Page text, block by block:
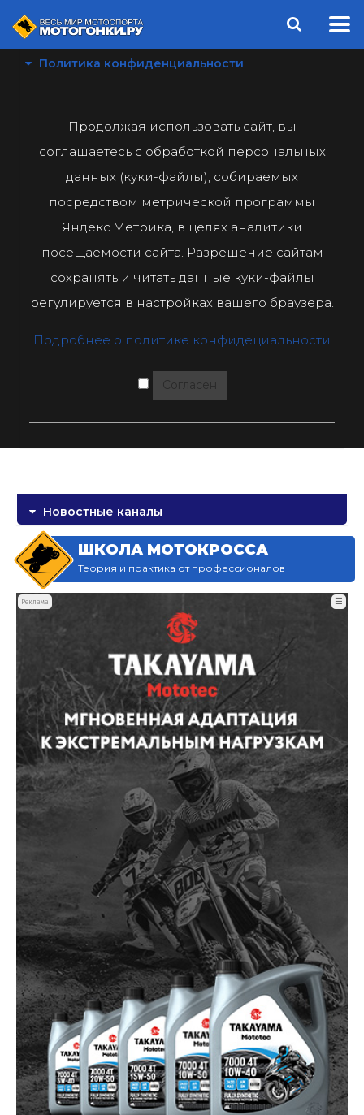
Политика конфиденциальности
Продолжая использовать сайт, вы
соглашаетесь с обработкой персональных
данных (куки-файлы), собираемых
посредством метрической программы
Яндекс.Метрика, в целях аналитики
посещаемости сайта. Разрешение сайтам
сохранять и читать данные куки-файлы
регулируется в настройках вашего браузера.
Подробнее о политике конфидециальности
Согласен
Новостные каналы
ШКОЛА МОТОКРОССА
Теория и практика от профессионалов
Реклама ☰